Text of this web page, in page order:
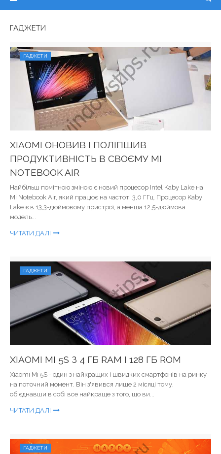
ГАДЖЕТИ
ГАДЖЕТИ
XIAOMI ОНОВИВ І ПОЛІПШИВ
ПРОДУКТИВНІСТЬ В СВОЄМУ MI
NOTEBOOK AIR
Найбільш помітною зміною є новий процесор Intel Kaby Lake на
Mi Notebook Air, який працює на частоті 3,0 ГГц. Процесор Kaby
Lake є в 13,3-дюймовому пристрої, а менша 12,5-дюймова
модель...
ЧИТАТИ ДАЛІ
ГАДЖЕТИ
XIAOMI MI 5S З 4 ГБ RAM І 128 ГБ ROM
Xiaomi Mi 5S - один з найкращих і швидких смартфонів на ринку
на поточний момент. Він з'явився лише 2 місяці тому,
об'єднавши в собі все найкраще з того, що ви...
ЧИТАТИ ДАЛІ
ГАДЖЕТИ